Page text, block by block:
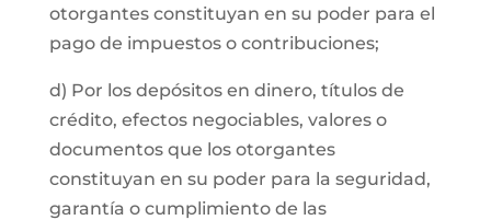
otorgantes constituyan en su poder para el
pago de impuestos o contribuciones;
d) Por los depósitos en dinero, títulos de
crédito, efectos negociables, valores o
documentos que los otorgantes
constituyan en su poder para la seguridad,
garantía o cumplimiento de las